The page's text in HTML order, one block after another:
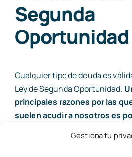
Gestiona tu
Segunda
Oportunidad
Cualquier tipo de deuda es
Ley de Segunda Oportunidad.
principales razones por las
suelen acudir a nosotros es
personales, etc. Todas ellas